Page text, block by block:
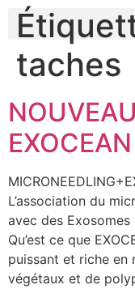
taches
L’association du
avec des
Qu’est ce que
puissant et riche en
végétaux et de